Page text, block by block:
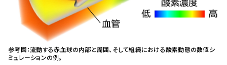
参考図：流動する赤血球の内部と周囲、そして組織における酸素動態の数値シ
ミュレーションの例。